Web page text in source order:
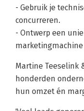
- Gebruik je
concurreren.
- Ontwerp een
Martine Teeselink
honderden
hun omzet én